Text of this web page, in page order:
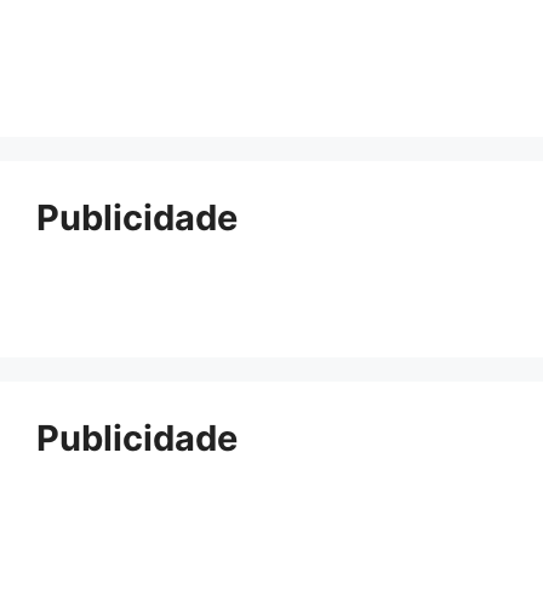
Publicidade
Publicidade